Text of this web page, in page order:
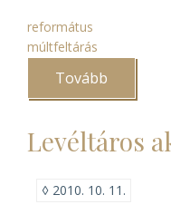
református
múltfeltárás
Tovább
a
egyház
Levéltáros
◊ 2010. 10. 11.